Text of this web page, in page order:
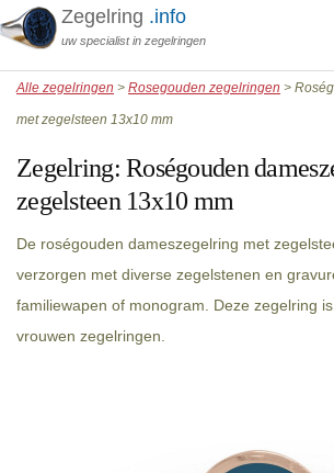
Zegelring .info
uw specialist in zegelringen
Alle zegelringen > Rosegouden zegelringen >
met zegelsteen 13x10 mm
Zegelring:Roségouden
zegelsteen 13x10 mm
De roségouden dameszegelring met
verzorgen met diverse zegelstenen en
familiewapen of monogram. Deze zegelring
vrouwen zegelringen.